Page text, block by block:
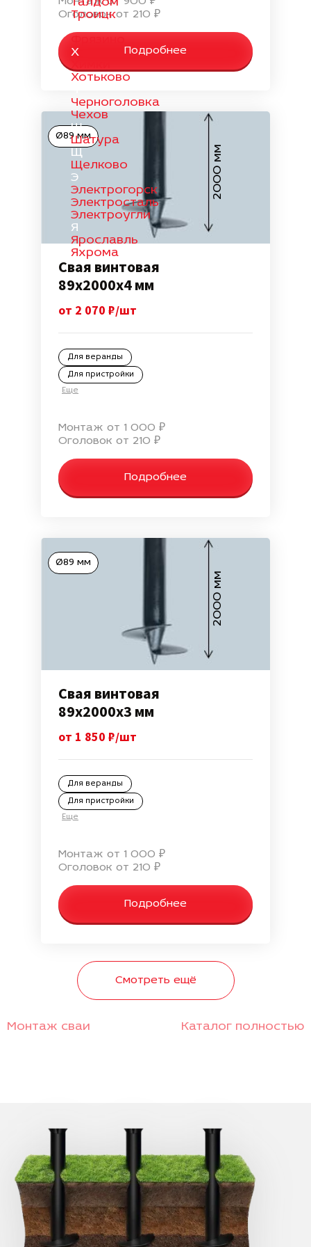
Троицк
Х
Химки
Хотьково
Черноголовка
Чехов
Ш
Шатура
Щ
Щелково
Э
Электрогорск
Электросталь
Электроугли
Я
Ярославль
Яхрома
Оголовок от 210 ₽
Подробнее
2000 мм
Ø89 мм
Свая винтовая
89х2000х4 мм
от 2 070 ₽/шт
Для веранды
Для пристройки
Еще
Монтаж от 1 000 ₽
Оголовок от 210 ₽
Подробнее
2000 мм
Ø89 мм
Свая винтовая
89х2000х3 мм
от 1 850 ₽/шт
Для веранды
Для пристройки
Еще
Монтаж от 1 000 ₽
Оголовок от 210 ₽
Подробнее
Смотреть ещё
Монтаж сваи Каталог полностью